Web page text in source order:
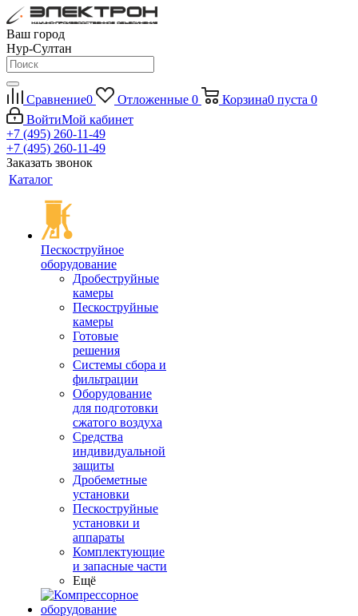
Ваш город
Нур-Султан
Сравнение0 Отложенные 0 Корзина0 пуста 0
ВойтиМой кабинет
+7 (495) 260-11-49
+7 (495) 260-11-49
Заказать звонок
Каталог
Пескоструйное
оборудование
Дробеструйные
камеры
Пескоструйные
камеры
Готовые
решения
Системы сбора и
фильтрации
Оборудование
для подготовки
сжатого воздуха
Средства
индивидуальной
защиты
Дробеметные
установки
Пескоструйные
установки и
аппараты
Комплектующие
и запасные части
Ещё